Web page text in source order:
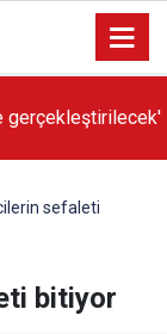
gerçekleştirilecek'
sefaleti
bitiyor